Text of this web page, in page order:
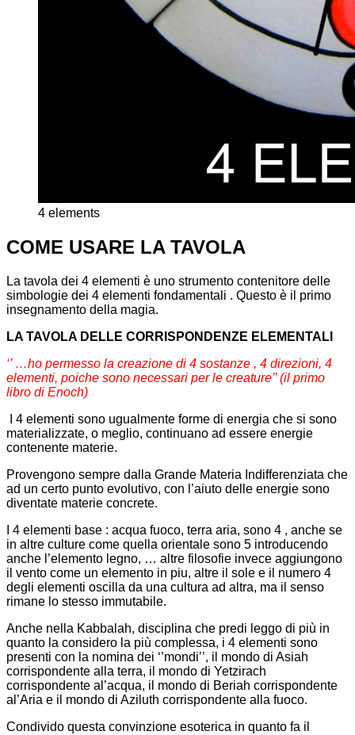
4 elements
COME USARE LA TAVOLA
La tavola dei 4 elementi è uno strumento contenitore delle
simbologie dei 4 elementi fondamentali . Questo è il primo
insegnamento della magia.
LA TAVOLA DELLE CORRISPONDENZE ELEMENTALI
‘’ …ho permesso la creazione di 4 sostanze , 4 direzioni, 4
elementi, poiche sono necessari per le creature’’ (il primo
libro di Enoch)
I 4 elementi sono ugualmente forme di energia che si sono
materializzate, o meglio, continuano ad essere energie
contenente materie.
Provengono sempre dalla Grande Materia Indifferenziata che
ad un certo punto evolutivo, con l’aiuto delle energie sono
diventate materie concrete.
I 4 elementi base : acqua fuoco, terra aria, sono 4 , anche se
in altre culture come quella orientale sono 5 introducendo
anche l’elemento legno, … altre filosofie invece aggiungono
il vento come un elemento in piu, altre il sole e il numero 4
degli elementi oscilla da una cultura ad altra, ma il senso
rimane lo stesso immutabile.
Anche nella Kabbalah, disciplina che predi leggo di più in
quanto la considero la più complessa, i 4 elementi sono
presenti con la nomina dei ‘’mondi’’, il mondo di Asiah
corrispondente alla terra, il mondo di Yetzirach
corrispondente al’acqua, il mondo di Beriah corrispondente
al’Aria e il mondo di Aziluth corrispondente alla fuoco.
Condivido questa convinzione esoterica in quanto fa il